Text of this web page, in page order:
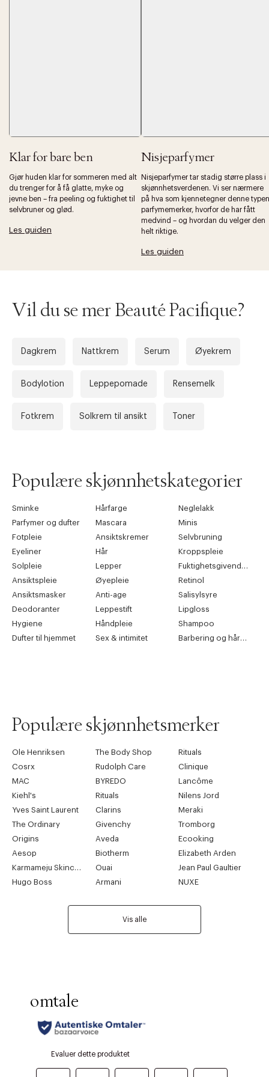
Klar for bare ben
Gjør huden klar for sommeren med alt
du trenger for å få glatte, myke og
jevne ben – fra peeling og fuktighet til
selvbruner og glød.
Les guiden
Nisjeparfymer
Nisjeparfymer tar stadig større plass i
skjønnhetsverdenen. Vi ser nærmere
på hva som kjennetegner denne typen
parfymemerker, hvorfor de har fått
medvind – og hvordan du velger den
helt riktige.
Les guiden
Vil du se mer Beauté Pacifique?
Dagkrem Nattkrem Serum Øyekrem
Bodylotion Leppepomade Rensemelk
Fotkrem Solkrem til ansikt Toner
Populære skjønnhetskategorier
Sminke Hårfarge
Neglelakk
Parfymer og dufter
Mascara
Minis
Fotpleie
Ansiktskremer
Selvbruning
Eyeliner
Hår
Kroppspleie
Solpleie
Lepper
Ansiktspleie
Øyepleie
Retinol
Ansiktsmasker
Anti-age
Salisylsyre
Deodoranter
Leppestift
Lipgloss
Hygiene
Håndpleie
Shampoo
Dufter til hjemmet
Sex & intimitet
Populære skjønnhetsmerker
Ole Henriksen The Body Shop
Rituals
Cosrx
Rudolph Care
Clinique
MAC
BYREDO
Lancôme
Kiehl's
Rituals
Nilens Jord
Yves Saint Laurent
Clarins
Meraki
The Ordinary
Givenchy
Tromborg
Origins
Aveda
Ecooking
Aesop
Biotherm
Elizabeth Arden
Ouai
Jean Paul Gaultier
Hugo Boss
Armani NUXE
Vis alle